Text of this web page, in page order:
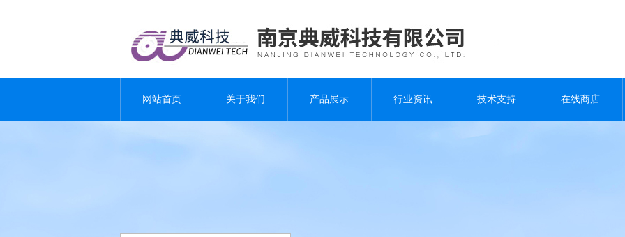
网站首页 关于我们 产品展示 行业资讯 技术支持 在线商店